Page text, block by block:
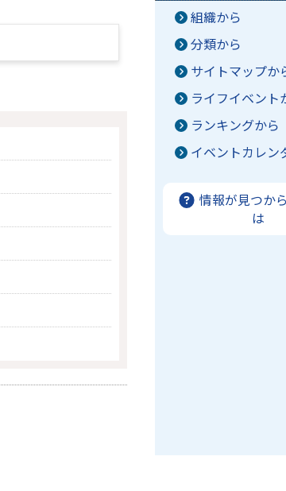
組織から
分類から
サイトマップか
ライフイベント
ランキングから
イベントカレン
情報が見つか
は